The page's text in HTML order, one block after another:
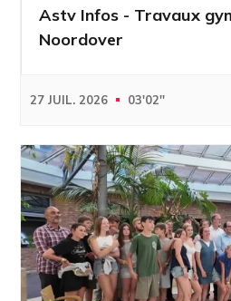
Astv Infos - Travaux
Noordover
27 JUIL. 2026 03'02''